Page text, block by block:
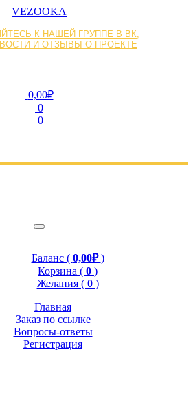
VEZOOKA
К НАШЕЙ ГРУППЕ В ВК,
И ОТЗЫВЫ О ПРОЕКТЕ
0,00₽
0
0
Баланс ( 0,00₽)
Корзина ( 0 )
Желания ( 0 )
Главная
Заказ по ссылке
Вопросы-ответы
Регистрация